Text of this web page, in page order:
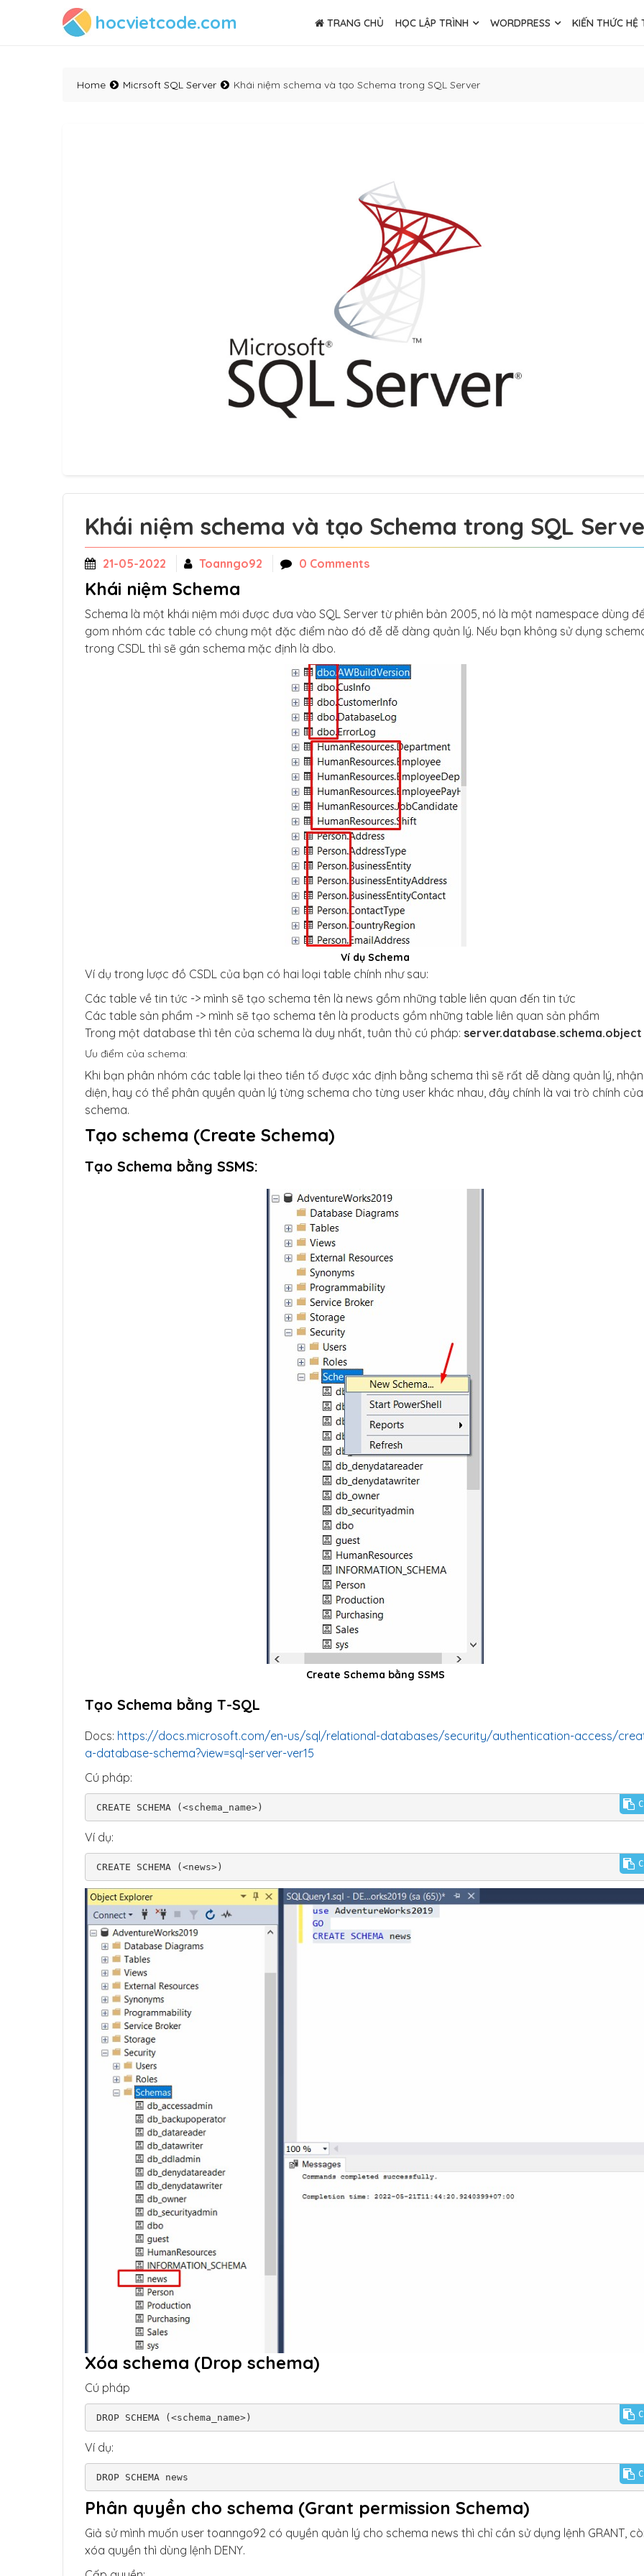
hocvietcode.com TRANG CHỦ HỌC LẬP TRÌNH WORDPRESS KIẾN THỨC HỆ
Home Micrsoft SQL Server Khái niệm schema và tạo Schema trong SQL Server
Khái niệm schema và tạo Schema trong SQL
21-05-2022 Toanngo92 0 Comments
Khái niệm Schema
Schema là một khái niệm mới được đưa vào SQL Server từ phiên bản 2005, nó là một namespace dùng
gom nhóm các table có chung một đặc điểm nào đó đễ dễ dàng quản lý. Nếu bạn không sử dụng
trong CSDL thì sẽ gán schema mặc định là dbo.
Ví dụ Schema
Ví dụ trong lược đồ CSDL của bạn có hai loại table chính như sau:
Các table về tin tức -> mình sẽ tạo schema tên là news gồm những table liên quan đến tin tức
Các table sản phẩm -> mình sẽ tạo schema tên là products gồm những table liên quan sản phẩm
Trong một database thì tên của schema là duy nhất, tuân thủ cú pháp: server.database.schema.object
Ưu điểm của schema:
Khi bạn phân nhóm các table lại theo tiền tố được xác định bằng schema thì sẽ rất dễ dàng quản lý, nhận
diện, hay có thể phân quyền quản lý từng schema cho từng user khác nhau, đây chính là vai trò chính của
schema.
Tạo schema (Create Schema)
Tạo Schema bằng SSMS:
Create Schema bằng SSMS
Tạo Schema bằng T-SQL
Docs: https://docs.microsoft.com/en-us/sql/relational-databases/security/authentication-access/
a-database-schema?view=sql-server-ver15
Cú pháp:
CREATE SCHEMA (<schema_name>)
Ví dụ:
CREATE SCHEMA (<news>)
Xóa schema (Drop schema)
Cú pháp
DROP SCHEMA (<schema_name>)
Ví dụ:
DROP SCHEMA news
Phân quyền cho schema (Grant permission Schema)
Giả sử mình muốn user toanngo92 có quyền quản lý cho schema news thì chỉ cần sử dụng lệnh GRANT,
xóa quyền thì dùng lệnh DENY.